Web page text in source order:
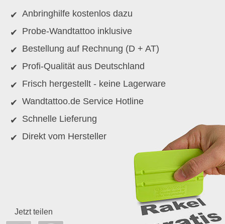
Anbringhilfe kostenlos dazu
Probe-Wandtattoo inklusive
Bestellung auf Rechnung (D + AT)
Profi-Qualität aus Deutschland
Frisch hergestellt - keine Lagerware
Wandtattoo.de Service Hotline
Schnelle Lieferung
Direkt vom Hersteller
Jetzt teilen